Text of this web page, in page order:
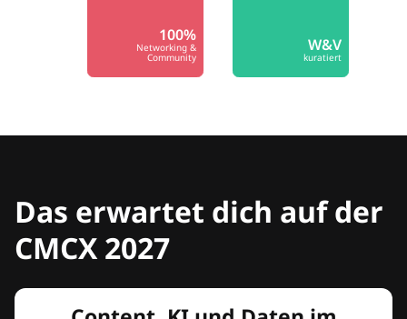
100%
Networking &
Community
W&V
kuratiert
Das erwartet dich auf der
CMCX 2027